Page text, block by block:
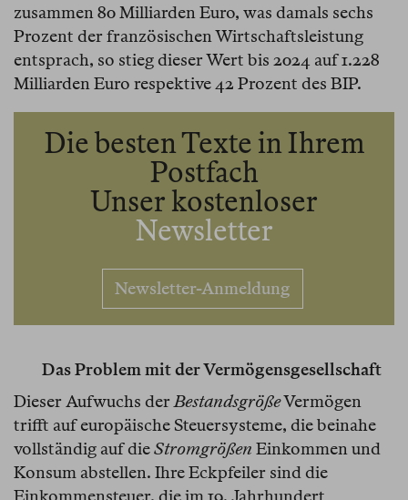
zusammen 80 Milliarden Euro, was damals sechs
Prozent der französischen Wirtschaftsleistung
entsprach, so stieg dieser Wert bis 2024 auf 1.228
Milliarden Euro respektive 42 Prozent des BIP.
Die besten Texte in Ihrem
Postfach
Unser kostenloser
Newsletter
Newsletter-Anmeldung
Das Problem mit der Vermögensgesellschaft
Dieser Aufwuchs der BestandsgrößeVermögen
trifft auf europäische Steuersysteme, die beinahe
vollständig auf dieStromgrößen Einkommen und
Konsum abstellen. Ihre Eckpfeiler sind die
Einkommensteuer, die im 19. Jahrhundert